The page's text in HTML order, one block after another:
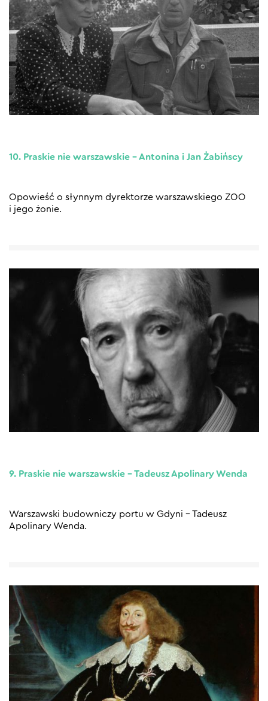
10. Praskie nie warszawskie – Antonina i Jan Żabińscy
Opowieść o słynnym dyrektorze warszawskiego ZOO
i jego żonie.
9. Praskie nie warszawskie – Tadeusz Apolinary Wenda
Warszawski budowniczy portu w Gdyni – Tadeusz
Apolinary Wenda.